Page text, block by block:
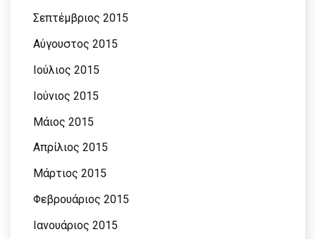
Σεπτέμβριος 2015
Αύγουστος 2015
Ιούλιος 2015
Ιούνιος 2015
Μάιος 2015
Απρίλιος 2015
Μάρτιος 2015
Φεβρουάριος 2015
Ιανουάριος 2015